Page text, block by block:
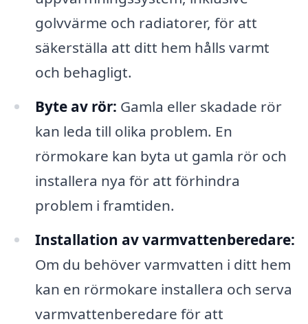
golvvärme och radiatorer, för att
säkerställa att ditt hem hålls varmt
och behagligt.
Byte av rör: Gamla eller skadade rör
kan leda till olika problem. En
rörmokare kan byta ut gamla rör och
installera nya för att förhindra
problem i framtiden.
Installation av varmvattenberedare:
Om du behöver varmvatten i ditt hem
kan en rörmokare installera och serva
varmvattenberedare för att